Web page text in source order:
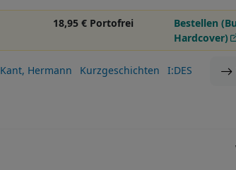
18,95 € Portofrei
Bestellen
Hardcover)
Kant, Hermann Kurzgeschichten
I:DES